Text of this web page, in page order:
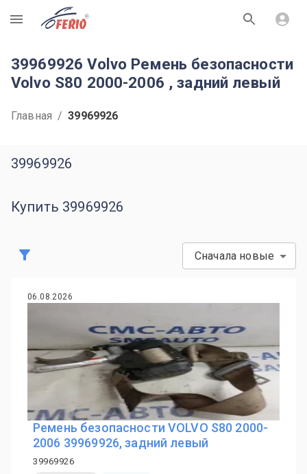
R
39969926 Volvo Ремень безопасности
Volvo S80 2000-2006 , задний левый
Главная / 39969926
39969926
Купить 39969926
Сначала новые
06.08.2026
Ремень безопасности VOLVO S80 2000-
2006 39969926, задний левый
39969926